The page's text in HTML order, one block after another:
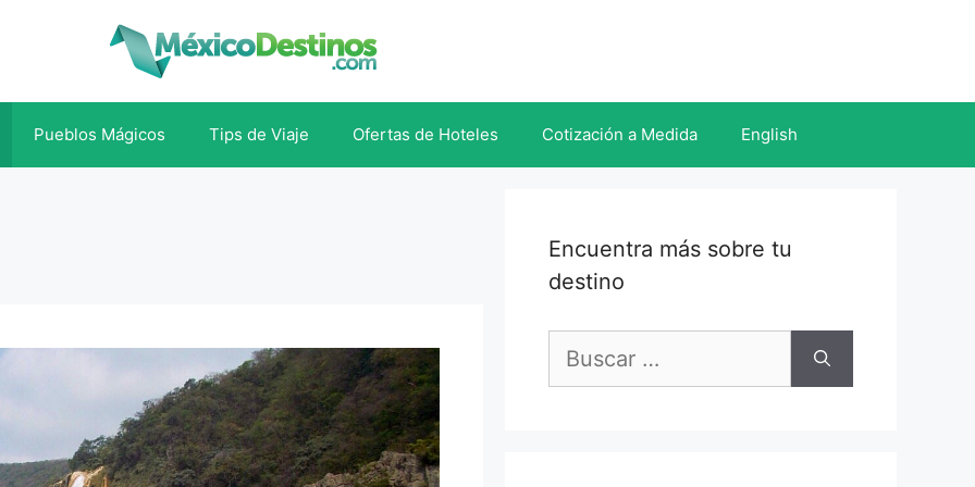
Pueblos Mágicos Tips de Viaje Ofertas de Hoteles Cotización a Medida English
Encuentra más sobre tu
destino